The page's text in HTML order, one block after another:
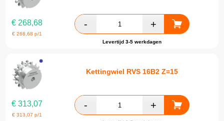
€ 268,68
€268,68 p/1
Levertijd 3-5 werkdagen
Kettingwiel RVS 16B2 Z=15
€ 313,07
€313,07 p/1